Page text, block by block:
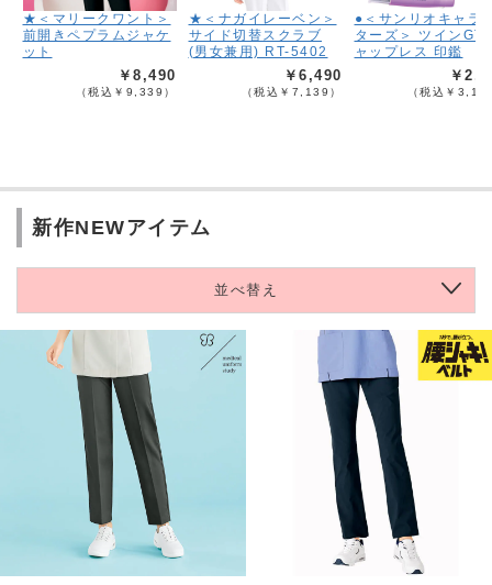
★＜マリークワント＞
前開きペプラムジャケ
ット
￥8,490
（税込￥9,339）
★＜ナガイレーベン＞
サイド切替スクラブ
(男女兼用) RT-5402
￥6,490
（税込￥7,139）
●＜サンリオキャラ
ターズ＞ ツインGT
ャップレス 印鑑
￥
（税込￥
新作NEWアイテム
並べ替え